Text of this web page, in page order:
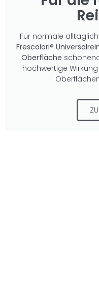
Für normale
Frescolori®
Oberfläche
hochwertige